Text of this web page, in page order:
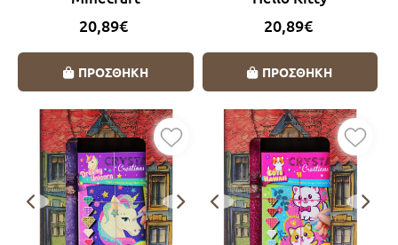
20,89€
ΠΡΟΣΘΗΚΗ
20,89€
ΠΡΟΣΘΗΚΗ